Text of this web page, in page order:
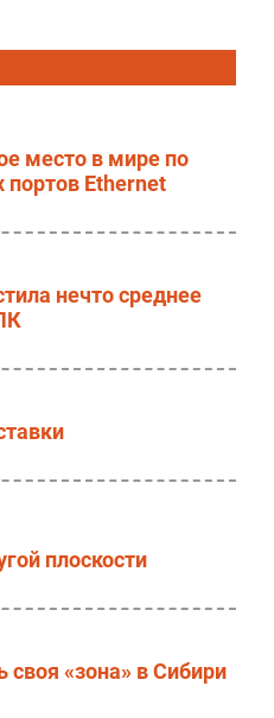
место в мире по
портов Ethernet
нечто среднее
плоскости
своя «зона» в Сибири